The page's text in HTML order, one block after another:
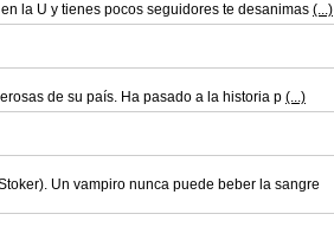
la U y tienes pocos seguidores te desanimas (...)
de su país. Ha pasado a la historia p (...)
Un vampiro nunca puede beber la sangre